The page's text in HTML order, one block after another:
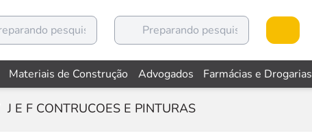
Materiais de Construção Advogados Farmácias e Drogarias
J E F CONTRUCOES E PINTURAS